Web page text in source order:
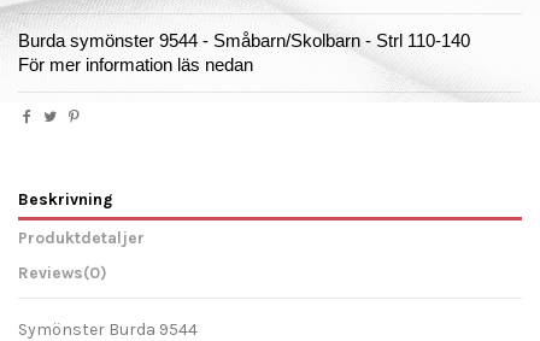
Burda symönster 9544 - Småbarn/Skolbarn - Strl 110-140
För mer information läs nedan
Beskrivning
Produktdetaljer
Reviews(0)
Symönster Burda 9544